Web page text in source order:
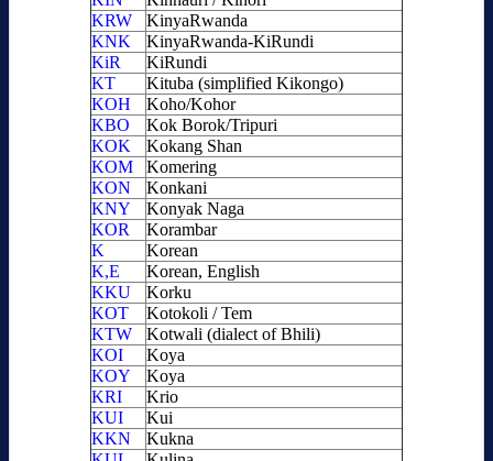
KRW
KinyaRwanda
KNK
KinyaRwanda-KiRundi
KiR
KiRundi
KT
Kituba (simplified Kikongo)
KOH
Koho/Kohor
KBO
Kok Borok/Tripuri
KOK
Kokang Shan
KOM
Komering
KON
Konkani
KNY
Konyak Naga
KOR
Korambar
K
Korean
K,E
Korean, English
KKU
Korku
KOT
Kotokoli / Tem
KTW
Kotwali (dialect of Bhili)
KOI
Koya
KOY
Koya
KRI
Krio
KUI
Kui
KKN
Kukna